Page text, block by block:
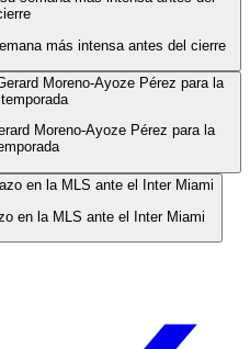
más intensa antes del cierre
Moreno-Ayoze Pérez para la
en la MLS ante el Inter Miami